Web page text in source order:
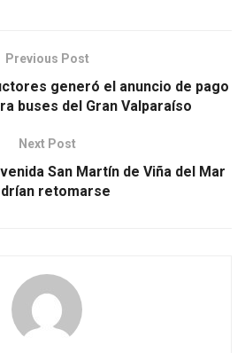
Previous Post
generó el anuncio de pago
buses del Gran Valparaíso
Next Post
San Martín de Viña del Mar
retomarse